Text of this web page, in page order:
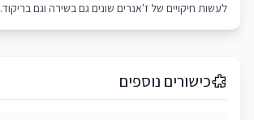
לעשות חיקויים של ז'אנרים שונים גם בשירה וגם בריקוד.
כישורים נוספים